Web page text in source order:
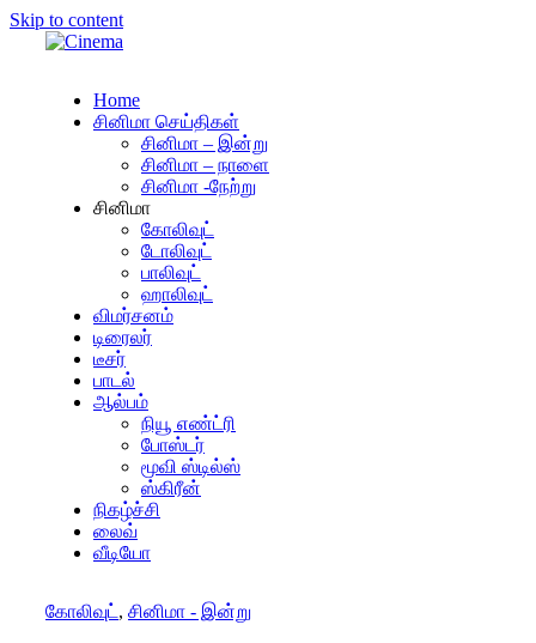
Skip to content
Home
சினிமா செய்திகள்
சினிமா – இன்று
சினிமா – நாளை
சினிமா -நேற்று
சினிமா
கோலிவுட்
டோலிவுட்
பாலிவுட்
ஹாலிவுட்
விமர்சனம்
டிரைலர்
டீசர்
பாடல்
ஆல்பம்
நியூ எண்ட்ரி
போஸ்டர்
மூவி ஸ்டில்ஸ்
ஸ்கிரீன்
நிகழ்ச்சி
லைவ்
வீடியோ
கோலிவுட் , சினிமா - இன்று